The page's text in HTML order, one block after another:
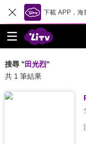
下載 APP，海
搜尋 " 田光烈"
共 1 筆結果